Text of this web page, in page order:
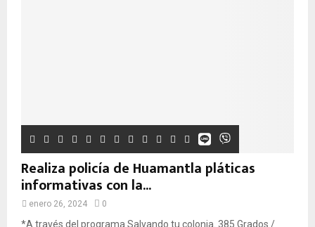
Realiza policía de Huamantla pláticas
informativas con la...
enero 26, 2024 0
*A través del programa Salvando tu colonia. 385 Grados /